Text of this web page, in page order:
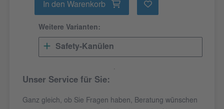
In den Warenkorb
Weitere Varianten:
Safety-Kanülen
Unser Service für Sie:
Ganz gleich, ob Sie Fragen haben, Beratung wünschen